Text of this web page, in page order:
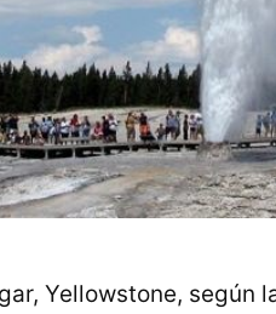
Yellowstone, según